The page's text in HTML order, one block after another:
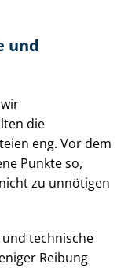
und
die
eng. Vor dem
Punkte so,
zu unnötigen
und technische
Reibung